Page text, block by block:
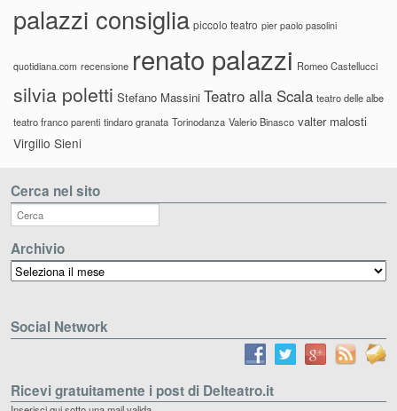
palazzi consiglia piccolo teatro pier paolo pasolini
quotidiana.com recensione renato palazzi Romeo Castellucci
silvia poletti Stefano Massini Teatro alla Scala teatro delle albe
teatro franco parenti tindaro granata Torinodanza Valerio Binasco valter malosti
Virgilio Sieni
Cerca nel sito
Archivio
Archivio
Social Network
Ricevi gratuitamente i post di Delteatro.it